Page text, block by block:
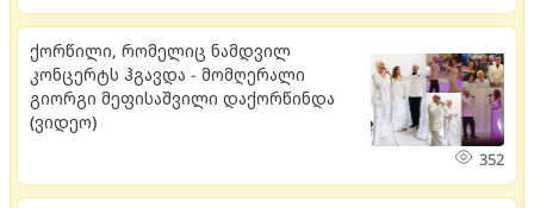
ქორწილი, რომელიც ნამდვილ
კონცერტს ჰგავდა - მომღერალი
გიორგი მეფისაშვილი დაქორწინდა
(ვიდეო)
352